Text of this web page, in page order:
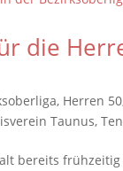
die
, Herren 50
Taunus,
bereits